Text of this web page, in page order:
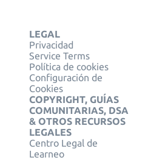
LEGAL
Privacidad
Service Terms
Política de cookies
Configuración de
Cookies
COPYRIGHT, GUÍAS
COMUNITARIAS, DSA
& OTROS RECURSOS
LEGALES
Centro Legal de
Learneo